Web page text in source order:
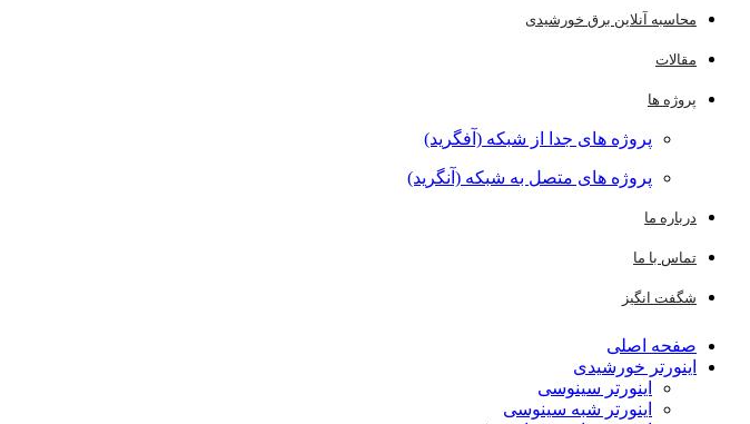
محاسبه آنلاین برق خورشیدی
مقالات
پروژه ها
پروژه های جدا از شبکه (آفگرید)
پروژه های متصل به شبکه (آنگرید)
درباره ما
تماس با ما
شگفت انگیز
صفحه اصلی
اینورتر خورشیدی
اینورتر سینوسی
اینورتر شبه سینوسی